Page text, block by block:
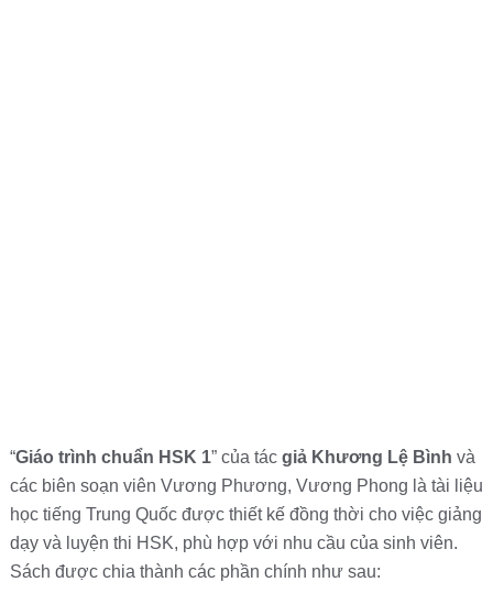
“Giáo trình chuẩn HSK 1” của tácgiả Khương Lệ Bình và
các biên soạn viên Vương Phương, Vương Phong là tài liệu
học tiếng Trung Quốc được thiết kế đồng thời cho việc giảng
dạy và luyện thi HSK, phù hợp với nhu cầu của sinh viên.
Sách được chia thành các phần chính như sau: